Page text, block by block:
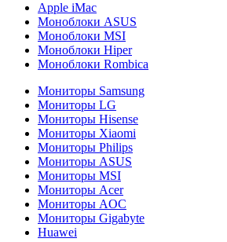
Apple iMac
Моноблоки ASUS
Моноблоки MSI
Моноблоки Hiper
Моноблоки Rombica
Мониторы Samsung
Мониторы LG
Мониторы Hisense
Мониторы Xiaomi
Мониторы Philips
Мониторы ASUS
Мониторы MSI
Мониторы Acer
Мониторы AOC
Мониторы Gigabyte
Huawei